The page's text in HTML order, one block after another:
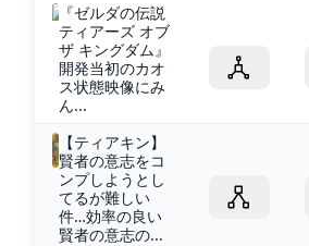
『ゼルダの伝説
ティアーズ オブ
ザ キングダム』
開発当初のカオ
ス状態映像にみ
ん...
【ティアキン】
賢者の意志をコ
ンプしようとし
てるが難しい
件…効率の良い
賢者の意志の...